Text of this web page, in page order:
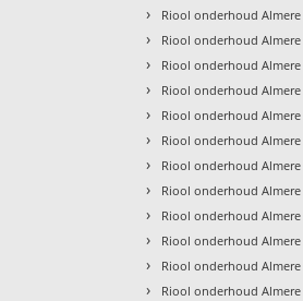
› Riool onderhoud
› Riool onderhoud
› Riool onderhoud
› Riool onderhoud
› Riool onderhoud
› Riool onderhoud
› Riool onderhoud
› Riool onderhoud Almere
› Riool onderhoud
› Riool onderhoud
› Riool onderhoud Almere
› Riool onderhoud